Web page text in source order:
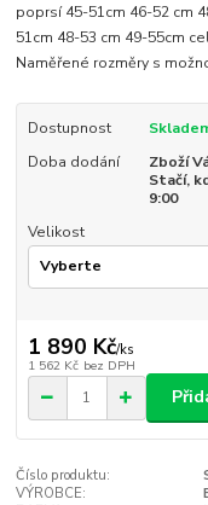
poprsí 45-51cm 46-52 cm
51cm 48-53 cm 49-55cm
Naměřené rozměry s
Dostupnost
Doba dodání
Zboží
Stačí,
9:00
Velikost
1 890 Kč/ks
1 562 Kč bez DPH
Číslo produktu:
VÝROBCE: